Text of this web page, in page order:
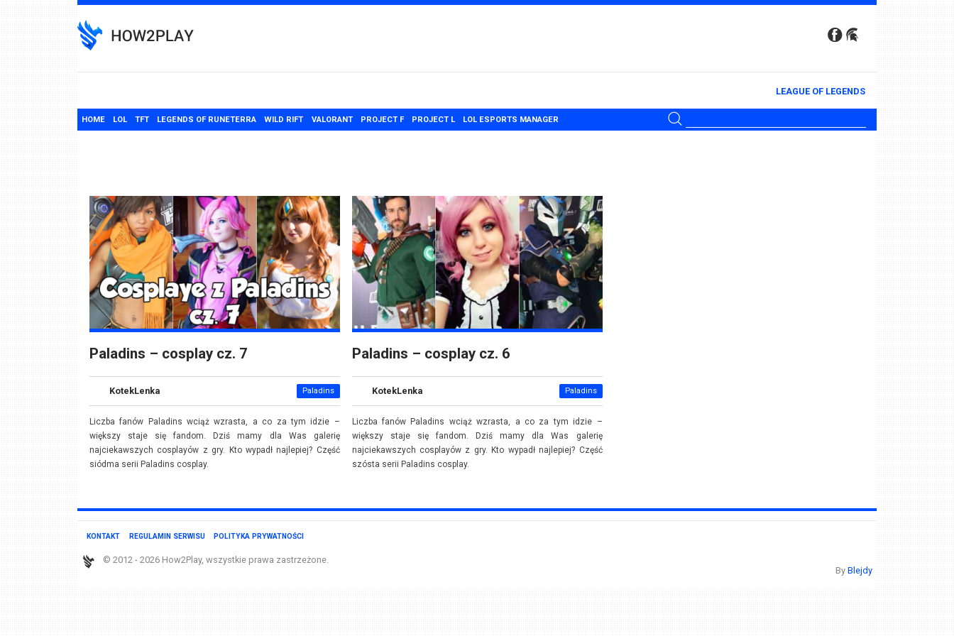
to
content
LEAGUE OF LEGENDS
HOME LOL TFT LEGENDS OF RUNETERRA WILD RIFT VALORANT PROJECT F PROJECT L LOL ESPORTS MANAGER
Paladins – cosplay cz. 7
KotekLenka Paladins
Liczba fanów Paladins wciąż wzrasta, a co za tym idzie –
większy staje się fandom. Dziś mamy dla Was galerię
najciekawszych cosplayów z gry. Kto wypadł najlepiej? Część
siódma serii Paladins cosplay.
Paladins – cosplay cz. 6
KotekLenka Paladins
Liczba fanów Paladins wciąż wzrasta, a co za tym idzie –
większy staje się fandom. Dziś mamy dla Was galerię
najciekawszych cosplayów z gry. Kto wypadł najlepiej? Część
szósta serii Paladins cosplay.
KONTAKT REGULAMIN SERWISU POLITYKA PRYWATNOŚCI
© 2012 - 2026 How2Play, wszystkie prawa zastrzeżone.
By Blejdy